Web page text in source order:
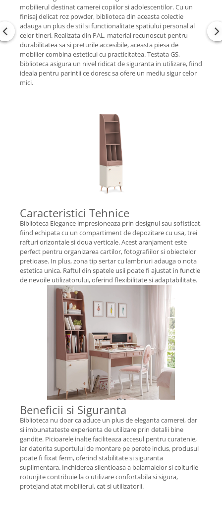
mobilierul destinat camerei copiilor si adolescentilor. Cu un
finisaj delicat roz powder, biblioteca din aceasta colectie
adauga un plus de stil si functionalitate spatiului personal al
celor tineri. Realizata din PAL, material recunoscut pentru
durabilitatea sa si preturile accesibile, aceasta piesa de
mobilier combina esteticul cu practicitatea. Testata GS,
biblioteca asigura un nivel ridicat de siguranta in utilizare, fiind
ideala pentru parintii ce doresc sa ofere un mediu sigur celor
mici.
Caracteristici Tehnice
Biblioteca Elegance impresioneaza prin designul sau sofisticat,
fiind echipata cu un compartiment de depozitare cu usa, trei
rafturi orizontale si doua verticale. Acest aranjament este
perfect pentru organizarea cartilor, fotografiilor si obiectelor
pretioase. In plus, zona tip sertar cu lambriuri adauga o nota
estetica unica. Raftul din spatele usii poate fi ajustat in functie
de nevoile utilizatorului, oferind flexibilitate si adaptabilitate.
Beneficii si Siguranta
Biblioteca nu doar ca aduce un plus de eleganta camerei, dar
si imbunatateste experienta de utilizare prin detalii bine
gandite. Picioarele inalte faciliteaza accesul pentru curatenie,
iar datorita suportului de montare pe perete inclus, produsul
poate fi fixat ferm, oferind stabilitate si siguranta
suplimentara. Inchiderea silentioasa a balamalelor si colturile
rotunjite contribuie la o utilizare confortabila si sigura,
protejand atat mobilierul, cat si utilizatorii.